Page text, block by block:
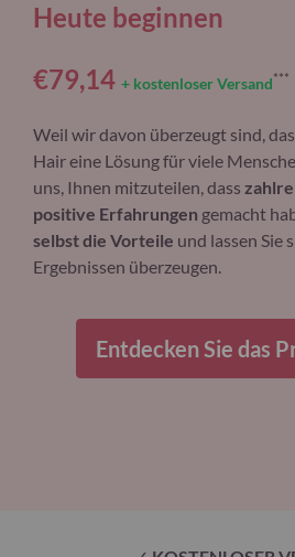
Heute beginnen
€79,14 + kostenloser Versand***
Weil wir davon überzeugt sind,
Hair eine Lösung für viele
uns, Ihnen mitzuteilen, dass
positive Erfahrungen gemacht
selbst die Vorteile und lassen Sie
Ergebnissen überzeugen.
Entdecken Sie das